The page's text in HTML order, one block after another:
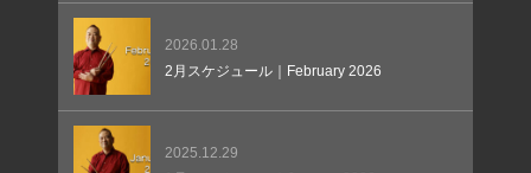
2026.01.28
2月スケジュール｜February 2026
2025.12.29